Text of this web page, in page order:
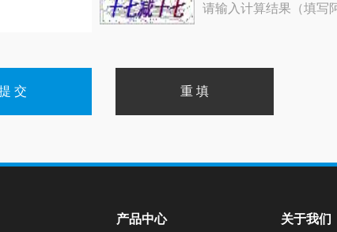
请输入计算结果（填写
产品中心 关于我们